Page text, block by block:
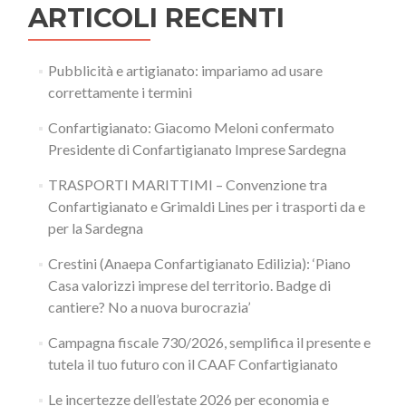
ARTICOLI RECENTI
Pubblicità e artigianato: impariamo ad usare
correttamente i termini
Confartigianato: Giacomo Meloni confermato
Presidente di Confartigianato Imprese Sardegna
TRASPORTI MARITTIMI – Convenzione tra
Confartigianato e Grimaldi Lines per i trasporti da e
per la Sardegna
Crestini (Anaepa Confartigianato Edilizia): ‘Piano
Casa valorizzi imprese del territorio. Badge di
cantiere? No a nuova burocrazia’
Campagna fiscale 730/2026, semplifica il presente e
tutela il tuo futuro con il CAAF Confartigianato
Le incertezze dell’estate 2026 per economia e